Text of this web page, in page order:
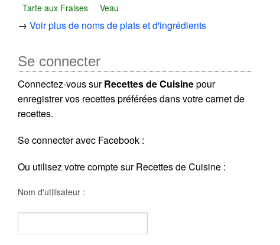
Tarte aux Fraises
Veau
→Voir plus de noms de plats et d'ingrédients
Se connecter
Connectez-vous surRecettes de Cuisinepour
enregistrer vos recettes préférées dans votre carnet de
recettes.
Se connecter avec Facebook :
Ou utilisez votre compte sur Recettes de Cuisine :
Nom d'utilisateur :